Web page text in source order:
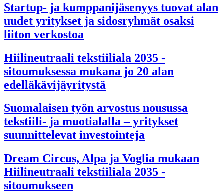
Startup- ja kumppanijäsenyys tuovat alan
uudet yritykset ja sidosryhmät osaksi
liiton verkostoa
Hiilineutraali tekstiiliala 2035 -
sitoumuksessa mukana jo 20 alan
edelläkävijäyritystä
Suomalaisen työn arvostus nousussa
tekstiili- ja muotialalla – yritykset
suunnittelevat investointeja
Dream Circus, Alpa ja Voglia mukaan
Hiilineutraali tekstiiliala 2035 -
sitoumukseen